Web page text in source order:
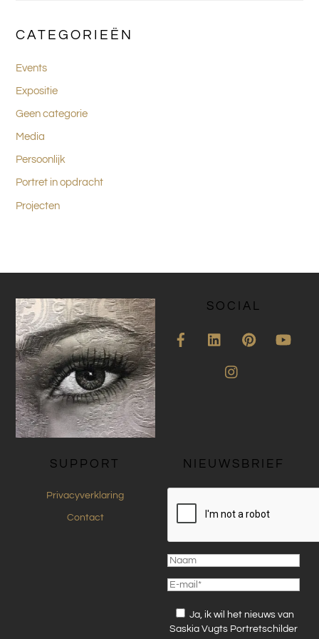
CATEGORIEËN
Events
Expositie
Geen categorie
Media
Persoonlijk
Portret in opdracht
Projecten
SOCIAL
SUPPORT
Privacyverklaring
Contact
NIEUWSBRIEF
Ja, ik wil het nieuws van
Saskia Vugts Portretschilder